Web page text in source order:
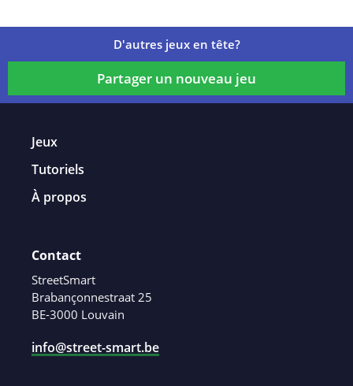
D'autres jeux en tête?
Partager un nouveau jeu
Jeux
Tutoriels
À propos
Contact
StreetSmart
Brabançonnestraat 25
BE-3000 Louvain
info@street-smart.be